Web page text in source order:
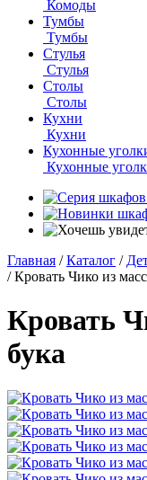
Комоды
Тумбы
Тумбы
Стулья
Стулья
Столы
Столы
Кухни
Кухни
Кухонные
Кухонные
Главная / Каталог /
/ Кровать Чико из
Кровать
бука